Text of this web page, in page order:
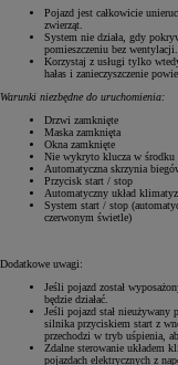
Pojazd jest całkowicie
zwierząt.
System nie działa, gdy
pomieszczeniu bez wentylacji.
Korzystaj z usługi tylko
hałas i zanieczyszczenie
Warunki niezbędne do uruchomienia:
Drzwi zamknięte
Maska zamknięta
Okna zamknięte
Nie wykryto klucza w środku
Automatyczna skrzynia
Przycisk start / stop
Automatyczny układ
System start / stop
czerwonym świetle)
Dodatkowe uwagi:
Jeśli pojazd został
będzie działać.
Jeśli pojazd stał nieużywany
silnika przyciskiem start z
przechodzi w tryb uśpienia,
Zdalne sterowanie układem
pojazdach elektrycznych z